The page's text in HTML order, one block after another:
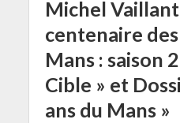
Michel
centenaire
Mans : saison
Cible » et
ans du Mans »